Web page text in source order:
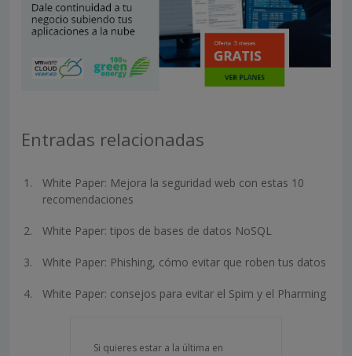
Entradas relacionadas
White Paper: Mejora la seguridad web con estas 10
recomendaciones
White Paper: tipos de bases de datos NoSQL
White Paper: Phishing, cómo evitar que roben tus datos
White Paper: consejos para evitar el Spim y el Pharming
Si quieres estar a la última en